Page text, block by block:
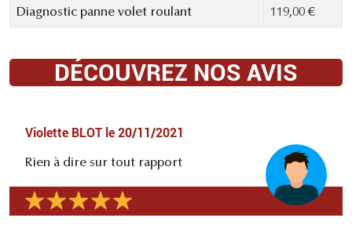
Diagnostic panne volet roulant 119,00 €
DÉCOUVREZ NOS AVIS
Violette BLOT le 20/11/2021
Rien à dire sur tout rapport